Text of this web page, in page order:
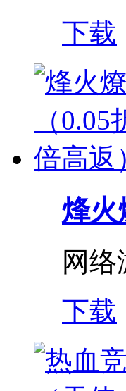
下载
烽火
网络
下载